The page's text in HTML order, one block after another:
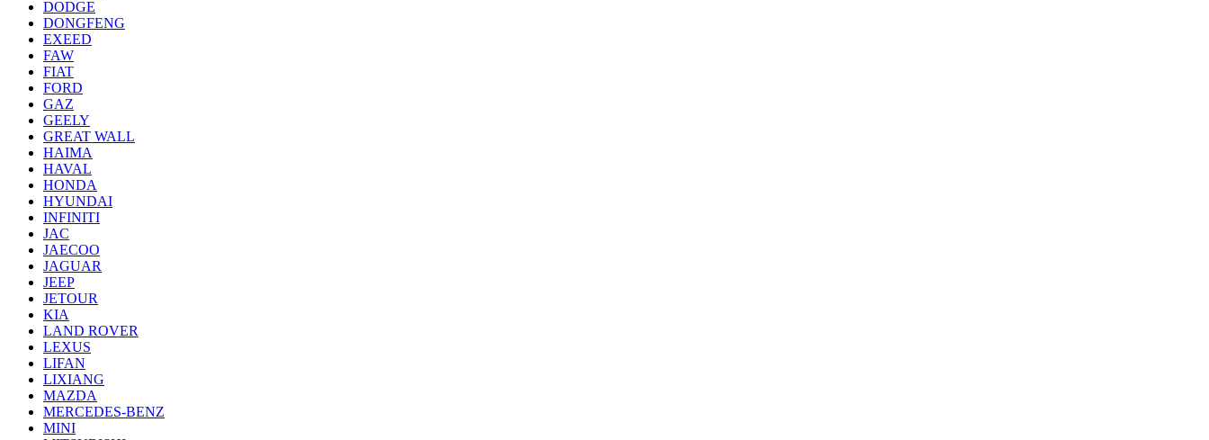
DODGE
DONGFENG
EXEED
FAW
FIAT
FORD
GAZ
GEELY
GREAT WALL
HAIMA
HAVAL
HONDA
HYUNDAI
INFINITI
JAC
JAECOO
JAGUAR
JEEP
JETOUR
KIA
LAND ROVER
LEXUS
LIFAN
LIXIANG
MAZDA
MERCEDES-BENZ
MINI